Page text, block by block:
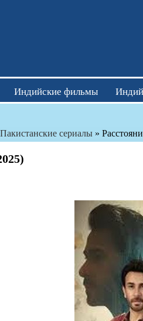
Индийские фильмы
Пакистанские сериалы »